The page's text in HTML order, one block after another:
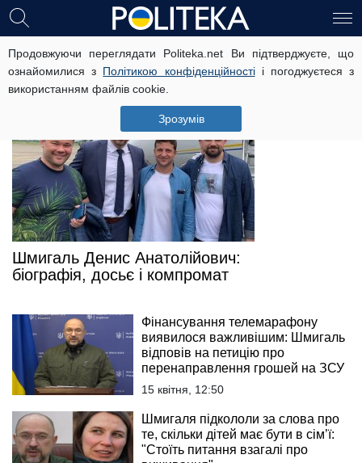
Продовжуючи переглядати Politeka.net Ви підтверджуєте, що
ознайомилися з Політикою конфіденційностіі погоджуєтеся з
використанням файлів cookie.
Зрозумів
Досьє
Шмигаль Денис Анатолійович:
біографія, досьє і компромат
Фінансування телемарафону
виявилося важливішим: Шмигаль
відповів на петицію про
перенаправлення грошей на ЗСУ
15 квітня, 12:50
Шмигаля підкололи за слова про
те, скільки дітей має бути в сім’ї:
"Стоїть питання взагалі про